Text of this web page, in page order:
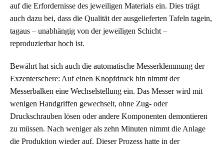
auf die Erfordernisse des jeweiligen Materials ein. Dies trägt
auch dazu bei, dass die Qualität der ausgelieferten Tafeln tagein,
tagaus – unabhängig von der jeweiligen Schicht –
reproduzierbar hoch ist.
Bewährt hat sich auch die automatische Messerklemmung der
Exzenterschere: Auf einen Knopfdruck hin nimmt der
Messerbalken eine Wechselstellung ein. Das Messer wird mit
wenigen Handgriffen gewechselt, ohne Zug- oder
Druckschrauben lösen oder andere Komponenten demontieren
zu müssen. Nach weniger als zehn Minuten nimmt die Anlage
die Produktion wieder auf. Dieser Prozess hatte in der